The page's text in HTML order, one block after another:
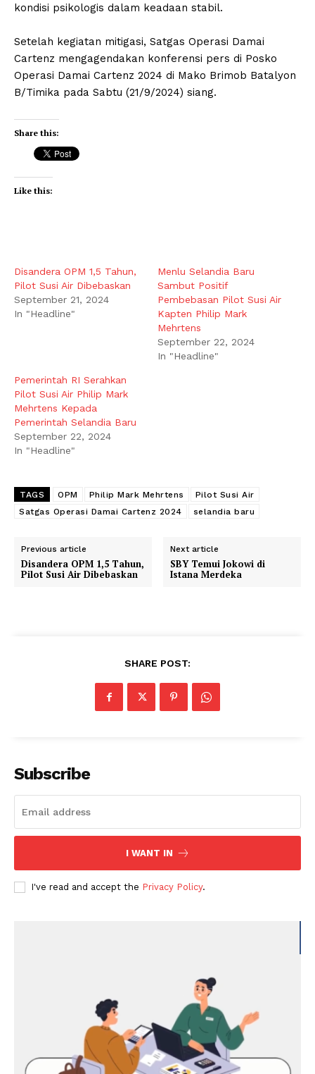
kondisi psikologis dalam keadaan stabil.
Setelah kegiatan mitigasi, Satgas Operasi Damai
Cartenz mengagendakan konferensi pers di Posko
Operasi Damai Cartenz 2024 di Mako Brimob Batalyon
B/Timika pada Sabtu (21/9/2024) siang.
Share this:
Like this:
Disandera OPM 1,5 Tahun,
Pilot Susi Air Dibebaskan
September 21, 2024
In "Headline"
Menlu Selandia Baru
Sambut Positif
Pembebasan Pilot Susi Air
Kapten Philip Mark
Mehrtens
September 22, 2024
In "Headline"
Pemerintah RI Serahkan
Pilot Susi Air Philip Mark
Mehrtens Kepada
Pemerintah Selandia Baru
September 22, 2024
In "Headline"
TAGS OPM Philip Mark Mehrtens
Pilot Susi Air
Satgas Operasi Damai Cartenz 2024
selandia baru
Previous article
Disandera OPM 1,5 Tahun,
Pilot Susi Air Dibebaskan
Next article
SBY Temui Jokowi di
Istana Merdeka
SHARE POST:
Subscribe
I WANT IN
I've read and accept the Privacy Policy.